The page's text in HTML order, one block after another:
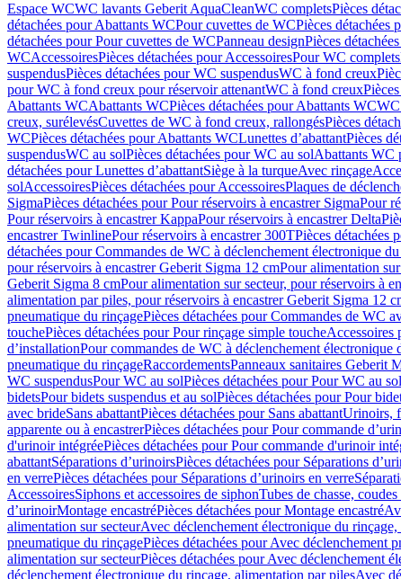
Espace WCWC lavants Geberit AquaCleanWC completsPièces
détachées pour Abattants WCPour cuvettes de WCPièces détachées
détachées pour Pour cuvettes de WCPanneau designPièces
WCAccessoiresPièces détachées pour AccessoiresPour WC complets
suspendusPièces détachées pour WC suspendusWC à fond creux
pour WC à fond creux pour réservoir attenantWC à fond creux
Abattants WCAbattants WCPièces détachées pour Abattants WCWC
creux, surélevésCuvettes de WC à fond creux, rallongésPièces
WCPièces détachées pour Abattants WCLunettes d’abattantPièces
suspendusWC au solPièces détachées pour WC au solAbattants WC
détachées pour Lunettes d’abattantSiège à la turqueAvec rinçage
solAccessoiresPièces détachées pour AccessoiresPlaques de
SigmaPièces détachées pour Pour réservoirs à encastrer SigmaPour
Pour réservoirs à encastrer KappaPour réservoirs à encastrer Delta
encastrer TwinlinePour réservoirs à encastrer 300TPièces détachées
détachées pour Commandes de WC à déclenchement électronique
pour réservoirs à encastrer Geberit Sigma 12 cmPour alimentation
Geberit Sigma 8 cmPour alimentation sur secteur, pour réservoirs à
alimentation par piles, pour réservoirs à encastrer Geberit Sigma 12
pneumatique du rinçagePièces détachées pour Commandes de WC
touchePièces détachées pour Pour rinçage simple toucheAccessoires
d’installationPour commandes de WC à déclenchement électronique
pneumatique du rinçageRaccordementsPanneaux sanitaires Geberit
WC suspendusPour WC au solPièces détachées pour Pour WC au sol
bidetsPour bidets suspendus et au solPièces détachées pour Pour
avec brideSans abattantPièces détachées pour Sans abattantUrinoirs,
apparente ou à encastrerPièces détachées pour Pour commande
d'urinoir intégréePièces détachées pour Pour commande d'urinoir
abattantSéparations d’urinoirsPièces détachées pour Séparations
en verrePièces détachées pour Séparations d’urinoirs en verre
AccessoiresSiphons et accessoires de siphonTubes de chasse,
dʼurinoirMontage encastréPièces détachées pour Montage encastré
alimentation sur secteurAvec déclenchement électronique du
pneumatique du rinçagePièces détachées pour Avec déclenchement
alimentation sur secteurPièces détachées pour Avec déclenchement
déclenchement électronique du rinçage, alimentation par pilesAvec